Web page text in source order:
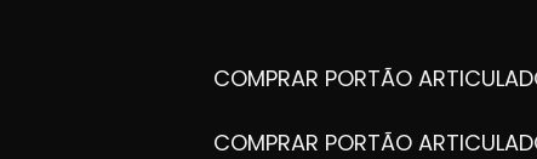
COMPRAR PORTÃO
COMPRAR PORTÃO